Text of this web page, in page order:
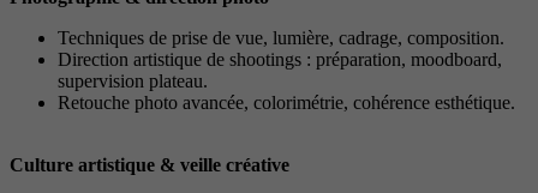
Techniques de prise de vue, lumière, cadrage, composition.
Direction artistique de shootings : préparation, moodboard,
supervision plateau.
Retouche photo avancée, colorimétrie, cohérence esthétique.
Culture artistique & veille créative